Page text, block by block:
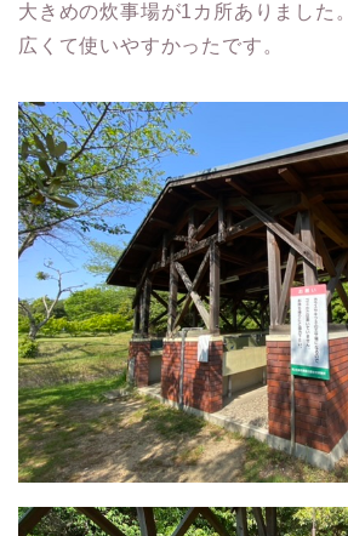
大きめの炊事場が1カ所ありました。
広くて使いやすかったです。